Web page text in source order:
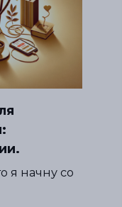
я начну со